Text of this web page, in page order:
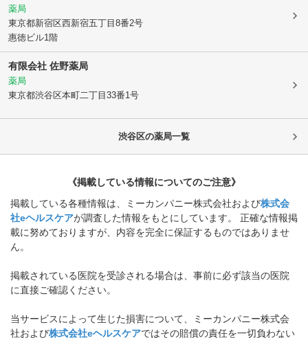
薬局
東京都新宿区西新宿五丁目8番2号
惠徳ビル1階
有限会社 佐野薬局
薬局
東京都渋谷区本町二丁目33番1号
渋谷区の薬局一覧
《掲載している情報についてのご注意》
掲載している各種情報は、ミーカンパニー株式会社および株式会
社eヘルスケアが調査した情報をもとにしています。 正確な情報掲
載に努めておりますが、内容を完全に保証するものではありませ
ん。
掲載されている医院を受診される場合は、事前に必ず該当の医院
に直接ご確認ください。
当サービスによって生じた損害について、ミーカンパニー株式会
社および株式会社eヘルスケアではその賠償の責任を一切負わない